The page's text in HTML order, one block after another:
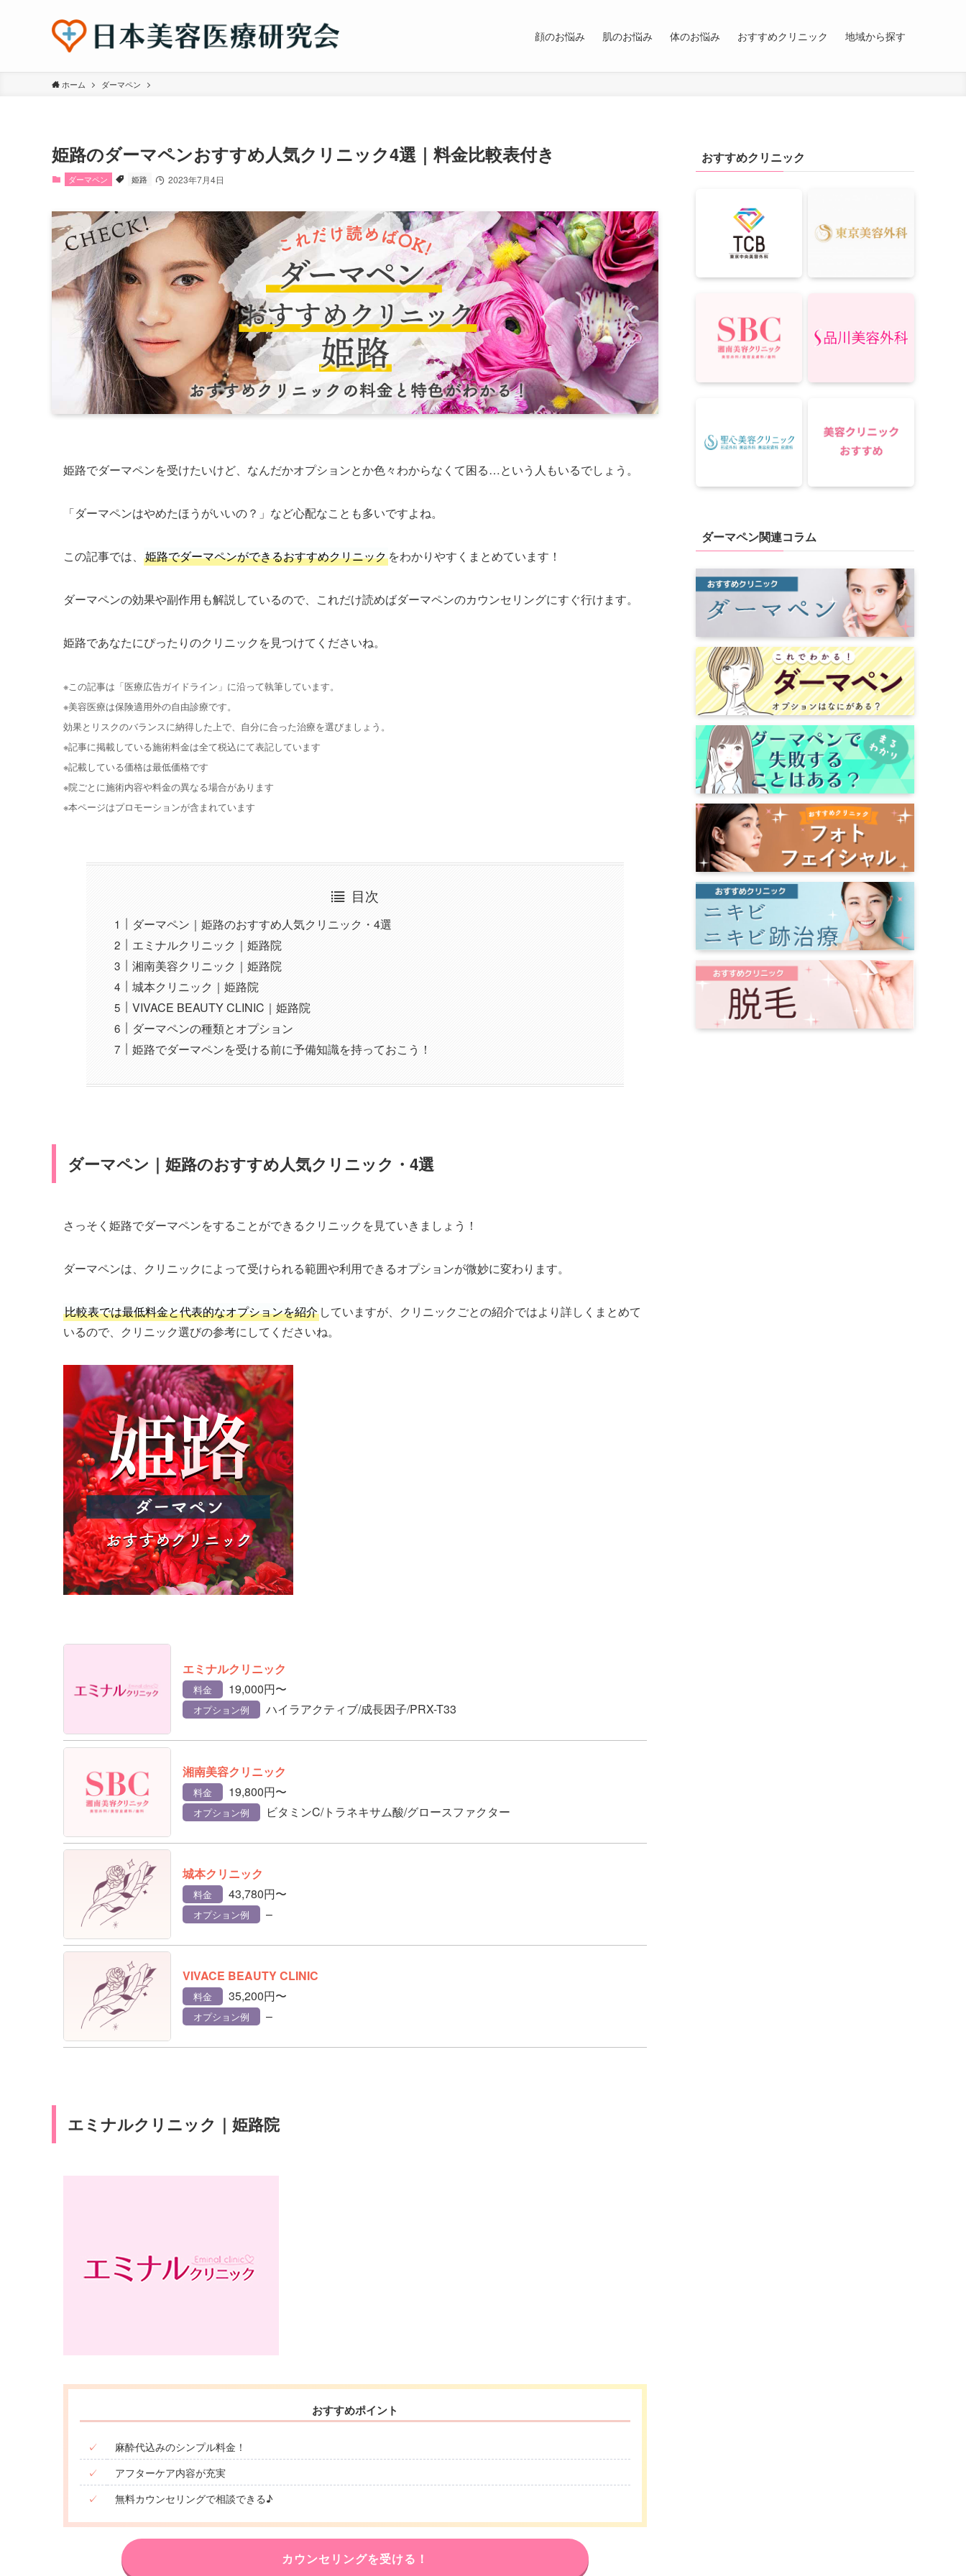
顔のお悩み 肌のお悩み 体のお悩み おすすめクリニック 地域から探す
ホーム ダーマペン
姫路のダーマペンおすすめ人気クリニック4選｜料金比較表付き
ダーマペン 姫路 2023年7月4日
姫路でダーマペンを受けたいけど、なんだかオプションとか色々わからなくて困る…という人もいるでしょう。
「ダーマペンはやめたほうがいいの？」など心配なことも多いですよね。
この記事では、 姫路でダーマペンができるおすすめクリニックをわかりやすくまとめています！
ダーマペンの効果や副作用も解説しているので、これだけ読めばダーマペンのカウンセリングにすぐ行けます。
姫路であなたにぴったりのクリニックを見つけてくださいね。
※この記事は「医療広告ガイドライン」に沿って執筆しています。
※美容医療は保険適用外の自由診療です。
効果とリスクのバランスに納得した上で、自分に合った治療を選びましょう。
※記事に掲載している施術料金は全て税込にて表記しています
※記載している価格は最低価格です
※院ごとに施術内容や料金の異なる場合があります
※本ページはプロモーションが含まれています
目次
ダーマペン｜姫路のおすすめ人気クリニック・4選
エミナルクリニック｜姫路院
湘南美容クリニック｜姫路院
城本クリニック｜姫路院
VIVACE BEAUTY CLINIC｜姫路院
ダーマペンの種類とオプション
姫路でダーマペンを受ける前に予備知識を持っておこう！
ダーマペン｜姫路のおすすめ人気クリニック・4選
さっそく姫路でダーマペンをすることができるクリニックを見ていきましょう！
ダーマペンは、クリニックによって受けられる範囲や利用できるオプションが微妙に変わります。
比較表では最低料金と代表的なオプションを紹介 していますが、クリニックごとの紹介ではより詳しくまとめて
いるので、クリニック選びの参考にしてくださいね。
エミナルクリニック
料金 19,000円〜
オプション例 ハイラアクティブ/成長因子/PRX-T33
湘南美容クリニック
料金 19,800円〜
オプション例 ビタミンC/トラネキサム酸/グロースファクター
城本クリニック
料金 43,780円〜
オプション例 –
VIVACE BEAUTY CLINIC
料金 35,200円〜
オプション例 –
エミナルクリニック｜姫路院
おすすめポイント
✓
麻酔代込みのシンプル料金！
✓
アフターケア内容が充実
✓
無料カウンセリングで相談できる♪
カウンセリングを受ける！
おすすめクリニック
ダーマペン関連コラム